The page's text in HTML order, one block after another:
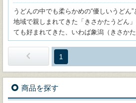
うどんの中でも柔らかめの“優しいうどん
地域で親しまれてきた「きさかたうどん
ても好まれてきた、いわば象潟（きさか
1
商品を探す